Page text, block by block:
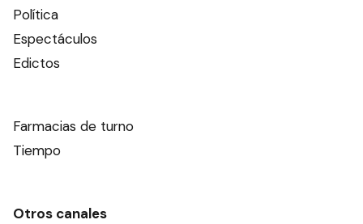
Política
Espectáculos
Edictos
Farmacias de turno
Tiempo
Otros canales